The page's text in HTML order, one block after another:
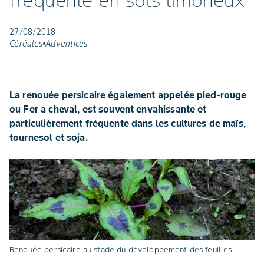
27/08/2018
Céréales Adventices
La renouée persicaire également appelée pied-rouge
ou Fer a cheval, est souvent envahissante et
particulièrement fréquente dans les cultures de maïs,
tournesol et soja.
Renouée persicaire au stade du développement des feuilles